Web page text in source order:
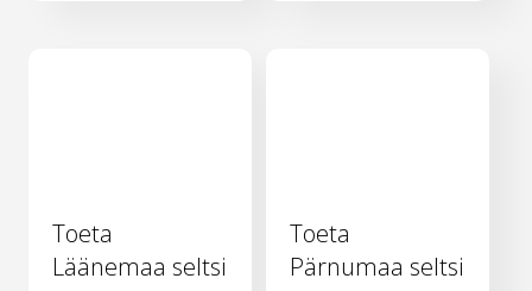
Toeta
Läänemaa seltsi
Toeta
Pärnumaa seltsi